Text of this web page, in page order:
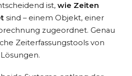
ist, wie Zeiten
sind – einem Objekt, einer
zugeordnet. Genau
Zeiterfassungstools von